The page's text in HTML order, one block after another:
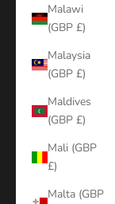
Malawi
(GBP £)
Malaysia
(GBP £)
Maldives
(GBP £)
Mali (GBP
£)
Malta (GBP